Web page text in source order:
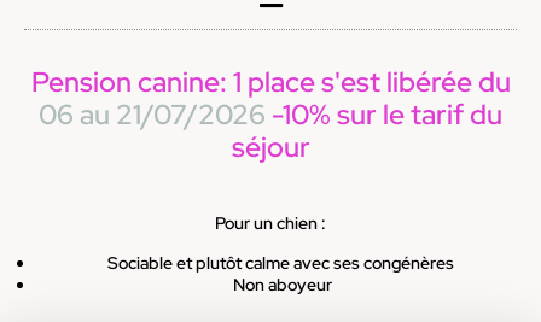
Pension canine: 1 place s'est libérée du
06 au 21/07/2026 -10% sur le tarif du
séjour
Pour un chien :
Sociable et plutôt calme avec ses congénères
Non aboyeur